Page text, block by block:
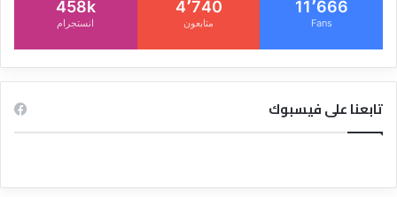
11٬666
Fans
4٬740
متابعون
458k
انستجرام
تابعنا على فيسبوك